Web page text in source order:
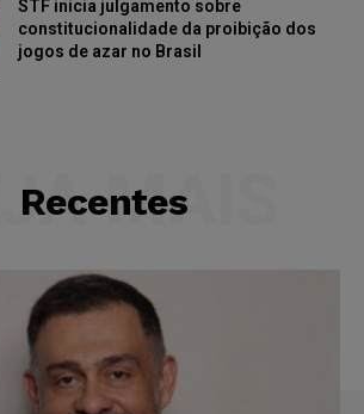
STF inicia julgamento sobre
constitucionalidade da proibição dos
jogos de azar no Brasil
Recentes
MAIS